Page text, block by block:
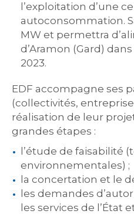
l’exploitation d’une
autoconsommation.
MW et permettra
d’Aramon (Gard)
2023.
EDF accompagne ses
(collectivités,
réalisation de leur
grandes étapes :
l’étude de faisabilité
environnementales) ;
la concertation et le
les demandes
les services de l’État